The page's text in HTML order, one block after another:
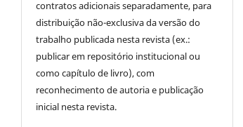
contratos adicionais separadamente, para
distribuição não-exclusiva da versão do
trabalho publicada nesta revista (ex.:
publicar em repositório institucional ou
como capítulo de livro), com
reconhecimento de autoria e publicação
inicial nesta revista.